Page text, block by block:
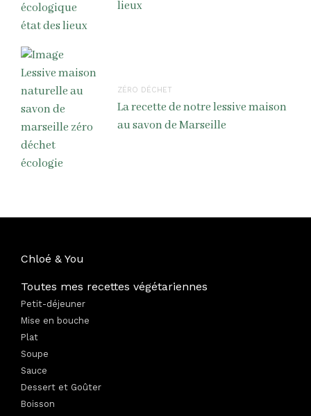
lieux
ZÉRO DÉCHET
La recette de notre lessive maison
au savon de Marseille
Chloé & You
Toutes mes recettes végétariennes
Petit-déjeuner
Mise en bouche
Plat
Soupe
Sauce
Dessert et Goûter
Boisson